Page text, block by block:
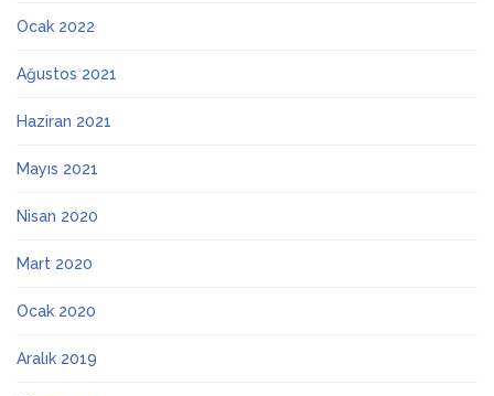
Ocak 2022
Ağustos 2021
Haziran 2021
Mayıs 2021
Nisan 2020
Mart 2020
Ocak 2020
Aralık 2019